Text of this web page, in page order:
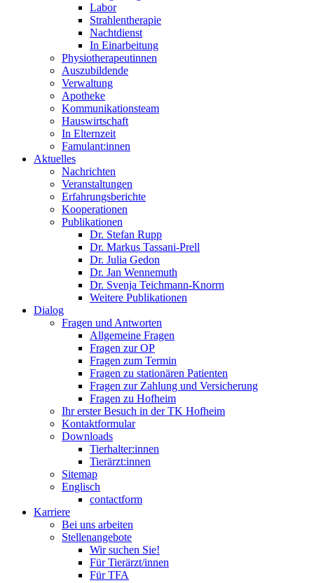
Labor
Strahlentherapie
Nachtdienst
In Einarbeitung
Physiotherapeutinnen
Auszubildende
Verwaltung
Apotheke
Kommunikationsteam
Hauswirtschaft
In Elternzeit
Famulant:innen
Aktuelles
Nachrichten
Veranstaltungen
Erfahrungsberichte
Kooperationen
Publikationen
Dr. Stefan Rupp
Dr. Markus Tassani-Prell
Dr. Julia Gedon
Dr. Jan Wennemuth
Dr. Svenja Teichmann-Knorrn
Weitere Publikationen
Dialog
Fragen und Antworten
Allgemeine Fragen
Fragen zur OP
Fragen zum Termin
Fragen zu stationären Patienten
Fragen zur Zahlung und Versicherung
Fragen zu Hofheim
Ihr erster Besuch in der TK Hofheim
Kontaktformular
Downloads
Tierhalter:innen
Tierärzt:innen
Sitemap
Englisch
contactform
Karriere
Bei uns arbeiten
Stellenangebote
Wir suchen Sie!
Für Tierärzt/innen
Für TFA